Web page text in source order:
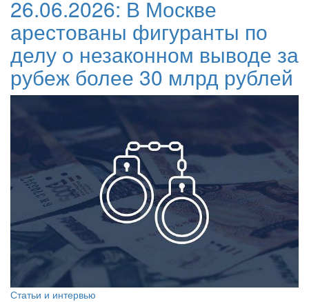
26.06.2026: В Москве
арестованы фигуранты по
делу о незаконном выводе за
рубеж более 30 млрд рублей
Статьи и интервью